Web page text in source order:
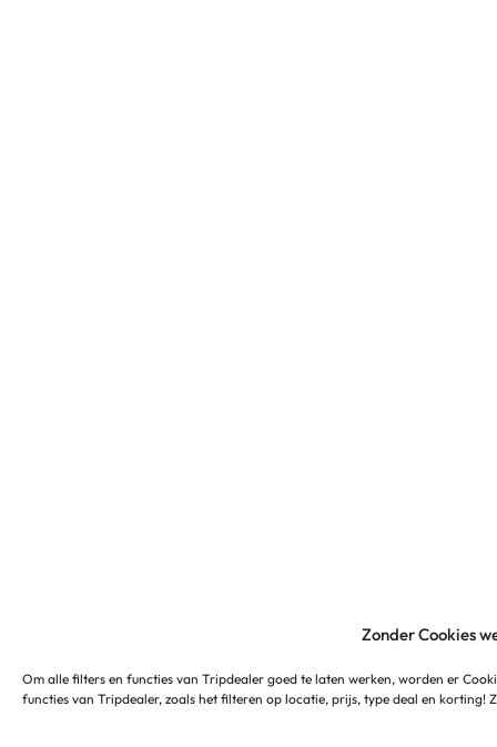
Zonder Cookies
Om alle filters en functies van Tripdealer goed te laten werken, worden er
functies van Tripdealer, zoals het filteren op locatie, prijs, type deal en